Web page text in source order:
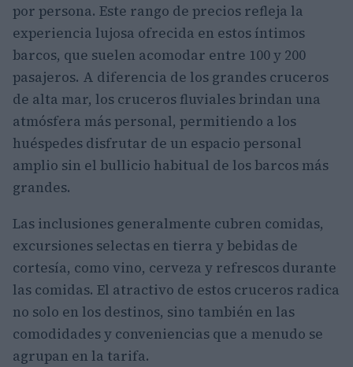
por persona. Este rango de precios refleja la
experiencia lujosa ofrecida en estos íntimos
barcos, que suelen acomodar entre 100 y 200
pasajeros. A diferencia de los grandes cruceros
de alta mar, los cruceros fluviales brindan una
atmósfera más personal, permitiendo a los
huéspedes disfrutar de un espacio personal
amplio sin el bullicio habitual de los barcos más
grandes.
Las inclusiones generalmente cubren comidas,
excursiones selectas en tierra y bebidas de
cortesía, como vino, cerveza y refrescos durante
las comidas. El atractivo de estos cruceros radica
no solo en los destinos, sino también en las
comodidades y conveniencias que a menudo se
agrupan en la tarifa.